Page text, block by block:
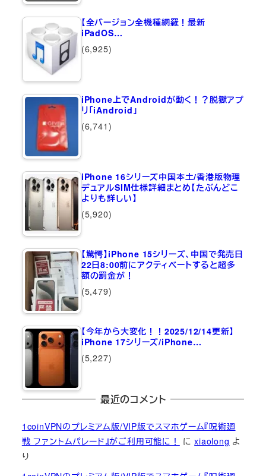
【全バージョン全機種網羅！最新
iPadOS…
(6,925)
iPhone上でAndroidが動く！？脱獄アプ
リ「iAndroid」
(6,741)
iPhone 16シリーズ中国本土/香港版物理
デュアルSIM仕様詳細まとめ【たぶんどこ
よりも詳しい】
(5,920)
【驚愕】iPhone 15シリーズ、中国で発売日
22日8:00前にアクティベートすると超多
額の罰金が！
(5,479)
【今年から大変化！！2025/12/14更新】
iPhone 17シリーズ/iPhone…
(5,227)
最近のコメント
1coinVPNのプレミアム版/VIP版でスマホゲーム『呪術廻
戦 ファントムパレード』がご利用可能に！
にxiaolong よ
り